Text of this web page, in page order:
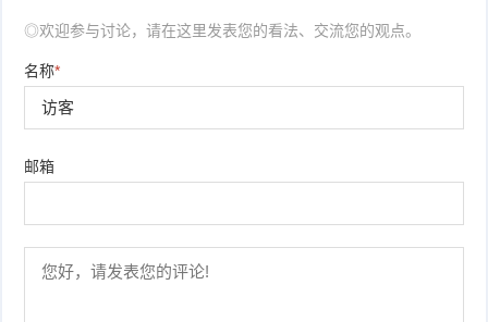
◎欢迎参与讨论，请在这里发表您的看法、交流您的观点。
名称*
邮箱